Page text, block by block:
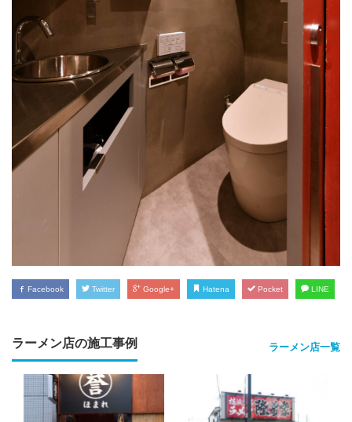
Facebook Twitter Google+ Hatena Pocket LINE
ラーメン店の施工事例 ラーメン店一覧